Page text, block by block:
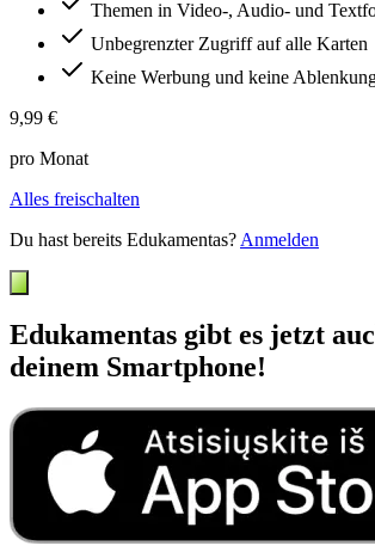
Themen in Video-, Audio- und
Unbegrenzter Zugriff auf alle Karten
Keine Werbung und keine
9,99 €
pro Monat
Alles freischalten
Du hast bereits Edukamentas? Anmelden
Edukamentas gibt es jetzt
deinem Smartphone!